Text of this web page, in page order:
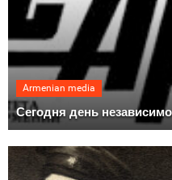
Armenian media
Сегодня день